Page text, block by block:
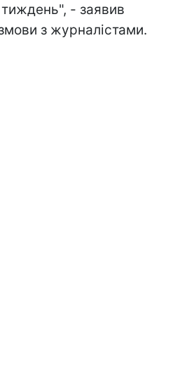
- заявив
з журналістами.